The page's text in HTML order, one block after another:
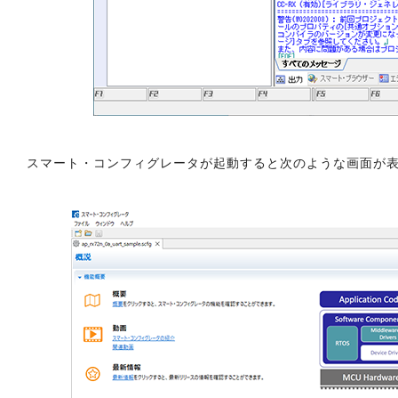
スマート・コンフィグレータが起動すると次のような画面が